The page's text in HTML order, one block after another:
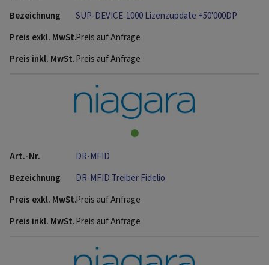
SUP-DEVICE-1000 Lizenzupdate +50'000DP
Preis auf Anfrage
Preis auf Anfrage
DR-MFID
DR-MFID Treiber Fidelio
Preis auf Anfrage
Preis auf Anfrage